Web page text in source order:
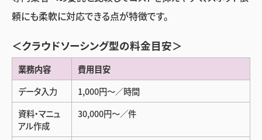
頼にも柔軟に対応できる点が特徴です。
＜クラウドソーシング型の料金目安＞
業務内容
費用目安
データ入力
1,000円〜／時間
資料・マニュ
アル作成
30,000円〜／件